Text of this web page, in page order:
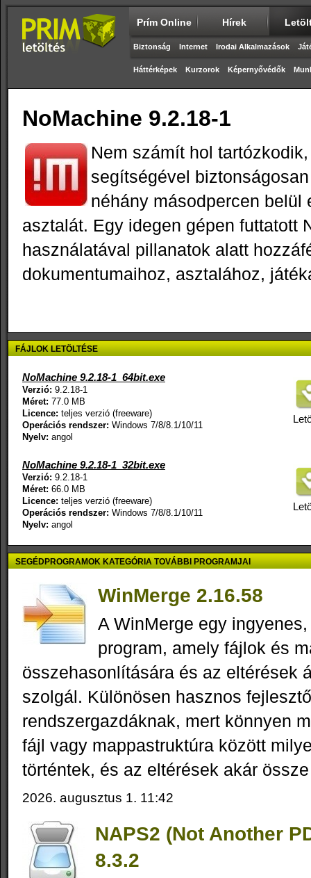
Prím Online Hírek
Biztonság Internet Irodai Alkalmazások
Háttérképek Kurzorok Képernyővédők
NoMachine 9.2.18-1
Nem számít hol
segítségével
néhány másodpercen belül
asztalát. Egy idegen gépen futtatott
használatával pillanatok alatt
dokumentumaihoz, asztalához,
FÁJLOK LETÖLTÉSE
NoMachine 9.2.18-1_64bit.exe
Verzió: 9.2.18-1
Méret: 77.0 MB
Licence: teljes verzió (freeware)
Operációs rendszer: Windows 7/8/8.1/10/11
Nyelv: angol
NoMachine 9.2.18-1_32bit.exe
Verzió: 9.2.18-1
Méret: 66.0 MB
Licence: teljes verzió (freeware)
Operációs rendszer: Windows 7/8/8.1/10/11
Nyelv: angol
SEGÉDPROGRAMOK KATEGÓRIA TOVÁBBI PROGRAMJAI
WinMerge 2.16.58
A WinMerge egy
program, amely fájlok és
összehasonlítására és az eltérések
szolgál. Különösen hasznos
rendszergazdáknak, mert könnyen
fájl vagy mappastruktúra között
történtek, és az eltérések akár
2026. augusztus 1. 11:42
NAPS2 (Not Another
8.3.2